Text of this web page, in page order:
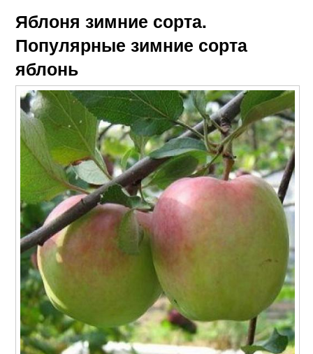
Яблоня зимние сорта.
Популярные зимние сорта
яблонь